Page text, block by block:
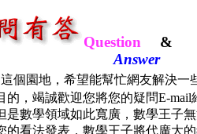
Question
&
Answer
這個園地，希望能幫忙網友解決一
的，竭誠歡迎您將您的疑問E-mail
是數學領域如此寬廣，數學王子
的看法發表，數學王子將代廣大